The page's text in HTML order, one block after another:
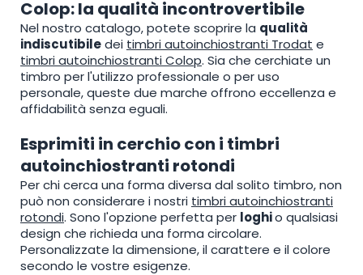
Colop: la qualità incontrovertibile
Nel nostro catalogo, potete scoprire la qualità
indiscutibiledei timbri autoinchiostranti Trodat e
timbri autoinchiostranti Colop. Sia che cerchiate un
timbro per l'utilizzo professionale o per uso
personale, queste due marche offrono eccellenza e
affidabilità senza eguali.
Esprimiti in cerchio con i timbri
autoinchiostranti rotondi
Per chi cerca una forma diversa dal solito timbro, non
può non considerare i nostri timbri autoinchiostranti
rotondi. Sono l'opzione perfetta per loghio qualsiasi
design che richieda una forma circolare.
Personalizzate la dimensione, il carattere e il colore
secondo le vostre esigenze.